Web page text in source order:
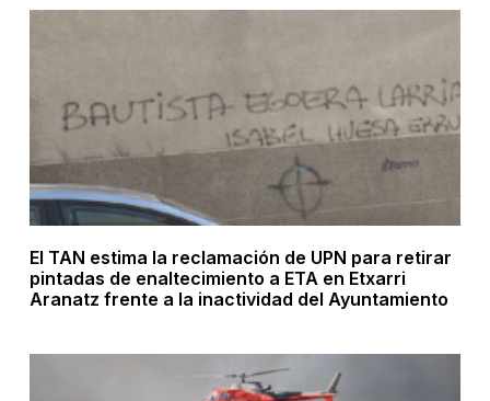
El TAN estima la reclamación de UPN para retirar
pintadas de enaltecimiento a ETA en Etxarri
Aranatz frente a la inactividad del Ayuntamiento